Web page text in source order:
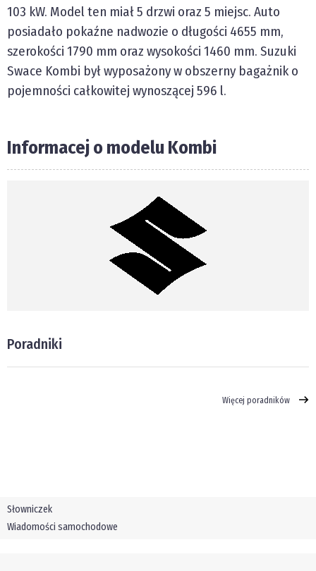
103 kW. Model ten miał5 drzwi oraz 5 miejsc. Auto
posiadało pokaźne nadwozie o długości 4655 mm,
szerokości 1790 mm oraz wysokości 1460 mm. Suzuki
Swace Kombi był wyposażony w obszerny bagażnik o
pojemności całkowitej wynoszącej 596 l.
Informacej o modelu Kombi
Poradniki
Więcej poradników
Słowniczek
Wiadomości samochodowe